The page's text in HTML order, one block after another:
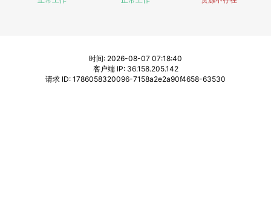
时间: 2026-08-07 07:18:40
客户端 IP: 36.158.205.142
请求 ID: 1786058320096-7158a2e2a90f4658-63530